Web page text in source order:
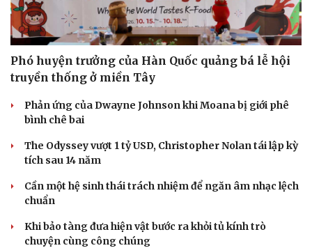
Thông tin doanh nghiệp
Doanh nghiệp 24h
Doanh nhân
Vì cộng đồng
Sành điệu
Tin Công nghệ
Trải nghiệm
Chuyển đổi số
Phó huyện trưởng của Hàn Quốc quảng bá lễ hội
truyền thống ở miền Tây
Phản ứng của Dwayne Johnson khi Moana bị giới phê
bình chê bai
The Odyssey vượt 1 tỷ USD, Christopher Nolan tái lập kỳ
tích sau 14 năm
Cần một hệ sinh thái trách nhiệm để ngăn âm nhạc lệch
chuẩn
Khi bảo tàng đưa hiện vật bước ra khỏi tủ kính trò
chuyện cùng công chúng